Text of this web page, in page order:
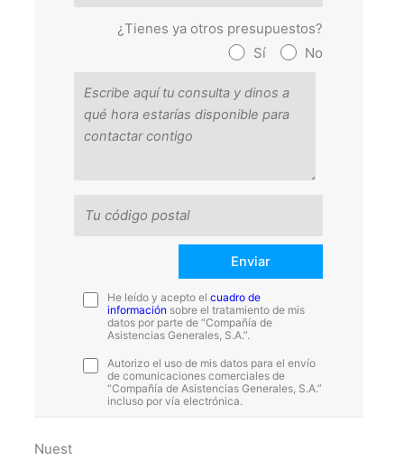
¿Tienes ya otros presupuestos?
Sí
No
He leído y acepto elcuadro de
información sobre el tratamiento de mis
datos por parte de “Compañía de
Asistencias Generales, S.A.”.
Autorizo el uso de mis datos para el envío
de comunicaciones comerciales de
“Compañía de Asistencias Generales, S.A.”
incluso por vía electrónica.
Nuest